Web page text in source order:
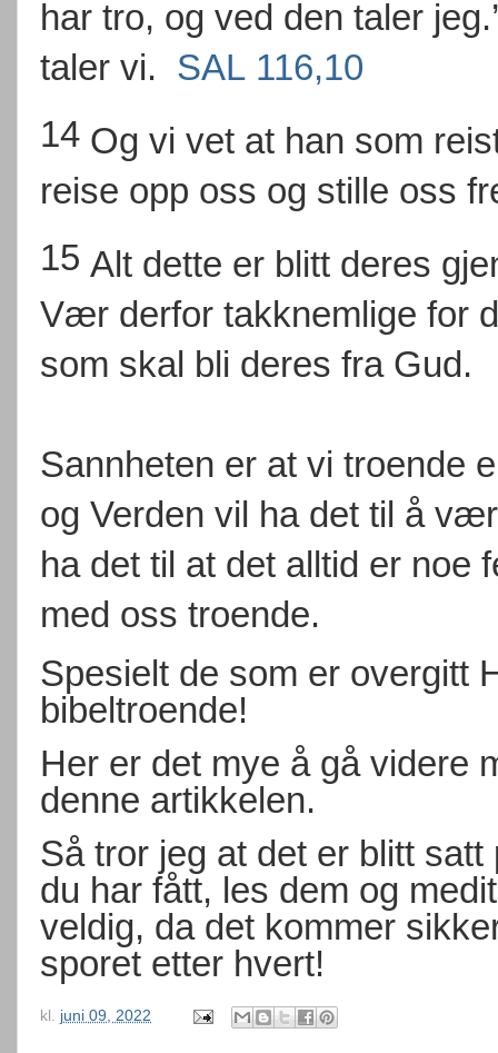
har tro, og ved den taler
taler vi. SAL 116,10
14 Og vi vet at han som
reise opp oss og stille oss
15 Alt dette er blitt deres
Vær derfor takknemlige for
som skal bli deres fra Gud.
Sannheten er at vi troende
og Verden vil ha det til å
ha det til at det alltid er noe
med oss troende.
Spesielt de som er overgitt
bibeltroende!
Her er det mye å gå videre
denne artikkelen.
Så tror jeg at det er blitt
du har fått, les dem og
veldig, da det kommer
sporet etter hvert!
kl. juni 09, 2022